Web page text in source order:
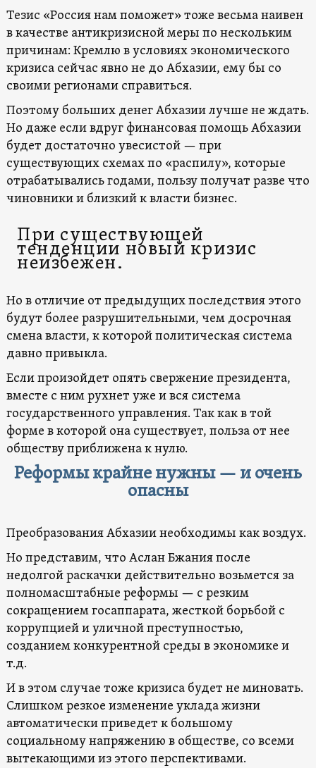
Тезис «Россия нам поможет» тоже весьма наивен
в качестве антикризисной меры по нескольким
причинам: Кремлю в условиях экономического
кризиса сейчас явно не до Абхазии, ему бы со
своими регионами справиться.
Поэтому больших денег Абхазии лучше не ждать.
Но даже если вдруг финансовая помощь Абхазии
будет достаточно увесистой — при
существующих схемах по «распилу», которые
отрабатывались годами, пользу получат разве что
чиновники и близкий к власти бизнес.
При существующей
тенденции новый кризис
неизбежен.
Но в отличие от предыдущих последствия этого
будут более разрушительными, чем досрочная
смена власти, к которой политическая система
давно привыкла.
Если произойдет опять свержение президента,
вместе с ним рухнет уже и вся система
государственного управления. Так как в той
форме в которой она существует, польза от нее
обществу приближена к нулю.
Реформы крайне нужны — и очень
опасны
Преобразования Абхазии необходимы как воздух.
Но представим, что Аслан Бжания после
недолгой раскачки действительно возьмется за
полномасштабные реформы — с резким
сокращением госаппарата, жесткой борьбой с
коррупцией и уличной преступностью,
созданием конкурентной среды в экономике и
т.д.
И в этом случае тоже кризиса будет не миновать.
Слишком резкое изменение уклада жизни
автоматически приведет к большому
социальному напряжению в обществе, со всеми
вытекающими из этого перспективами.